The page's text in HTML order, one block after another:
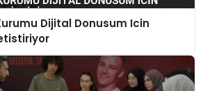
Dijital Donusum Icin